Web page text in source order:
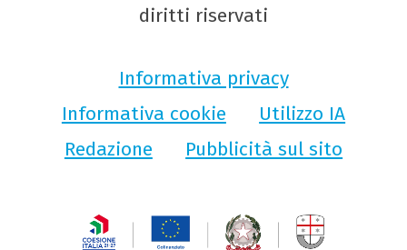
diritti riservati
Informativa privacy
Informativa cookie
Utilizzo IA
Redazione
Pubblicità sul sito